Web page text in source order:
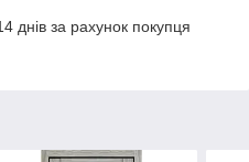
днів за рахунок покупця